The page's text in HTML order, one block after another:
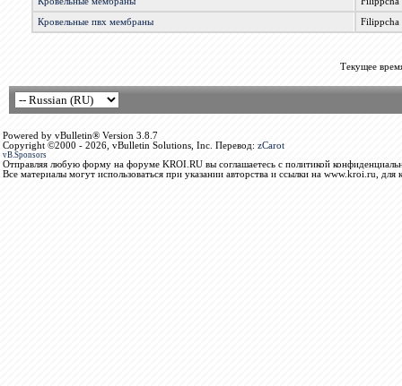
Кровельные пвх мембраны Filippcha
Текущее
Powered by vBulletin® Version 3.8.7
Copyright ©2000 - 2026, vBulletin Solutions, Inc. Перевод: zCarot
vB.Sponsors
Отправляя любую форму на форуме KROI.RU вы соглашаетесь с политикой
Все материалы могут использоваться при указании авторства и ссылки на www.kroi.ru, для